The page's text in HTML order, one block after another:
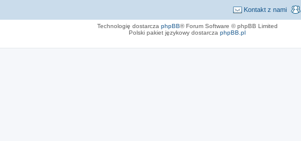
Kontakt z nami
Technologię dostarcza phpBB® Forum Software © phpBB Limited
Polski pakiet językowy dostarcza phpBB.pl